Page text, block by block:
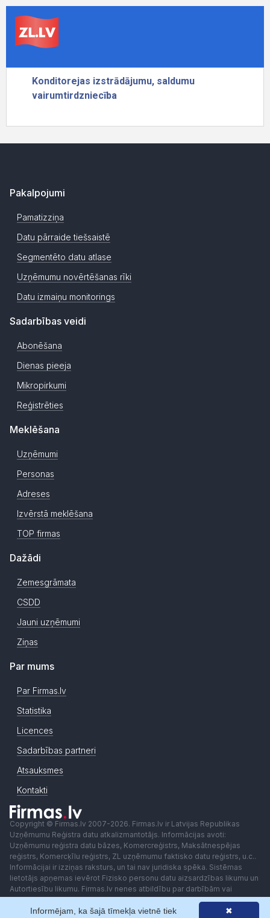
Pakalpojumi
Pamatizziņa
Datu pārraide tiešsaistē
Segmentēto datu atlase
Uzņēmumu novērtēšanas rīki
Datu izmaiņu monitorings
Sadarbības veidi
Abonēšana
Dienas pieeja
Mikropirkumi
Reģistrēties
Meklēšana
Uzņēmumi
Personas
Adreses
Izvērstā meklēšana
TOP firmas
Dažādi
Zemesgrāmata
CSDD
Jauni uzņēmumi
Ziņas
Par mums
Par Firmas.lv
Statistika
Licences
Sadarbības partneri
Atsauksmes
Kontakti
Copyright © Firmas.lv 2007-2026. Firmas.lv ir Latvijas Republikas
Uzņēmumu Reģistra datu atkalizmantotājs. Informācijas avoti:
Uzņēmumu reģistra datu bāzes, Komercreģistrs, Maksātnespējas
reģistrs, Komercķīlu reģistrs, ZL uzņēmumu faktisko datu reģistrs, u.c..
Informācijai ir izziņas raksturs, un tai nav juridiska spēka. Sistēmas
lietotājs apņemas ievērot Fizisko personu datu aizsardzības likumu un
Autortiesību likumu. Firmas.lv nenes atbildību par darbībām vai
lēmumiem, kas balstīti uz saņemto pakalpojumu. Lietotājam aizliegts
izmantot jebkādas automatizētas sistēmas vai iekārtas (robotus)
✖
Informējam, ka šajā tīmekļa vietnē tiek